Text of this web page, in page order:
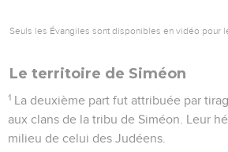
Seuls les Évangiles sont disponibles en vidéo pour
Le territoire de Siméon
1 La deuxième part fut attribuée par
aux clans de la tribu de Siméon. Leur
milieu de celui des Judéens.